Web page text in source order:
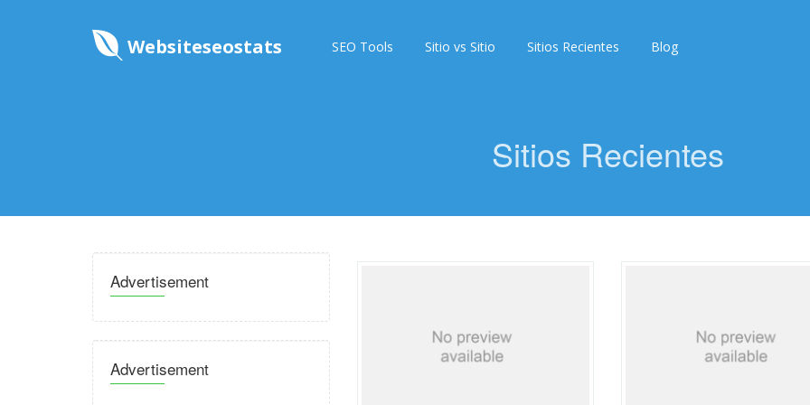
Websiteseostats SEO Tools Sitio vs Sitio Sitios Recientes Blog
Sitios Recientes
Advertisement
Advertisement